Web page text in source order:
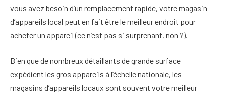
vous avez besoin d’un remplacement rapide, votre magasin
d’appareils local peut en fait être le meilleur endroit pour
acheter un appareil (ce n’est pas si surprenant, non ?).
Bien que de nombreux détaillants de grande surface
expédient les gros appareils à l’échelle nationale, les
magasins d’appareils locaux sont souvent votre meilleur